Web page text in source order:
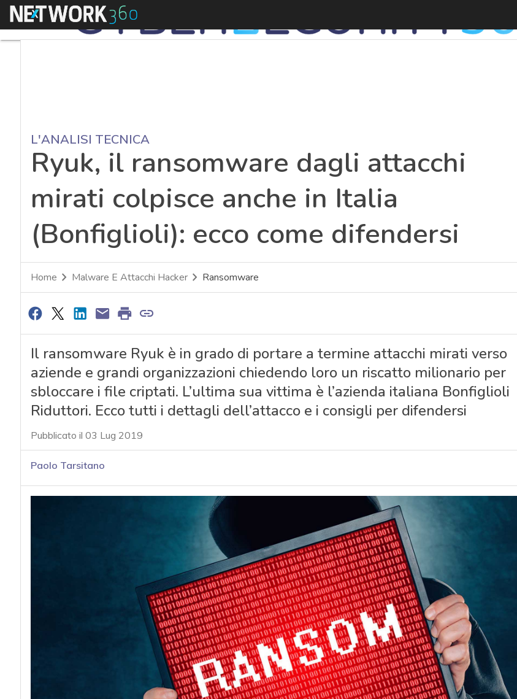
Menu
L'ANALISI TECNICA
Ryuk, il ransomware dagli attacchi
mirati colpisce anche in Italia
(Bonfiglioli): ecco come difendersi
Home Malware E Attacchi Hacker Ransomware
Il ransomware Ryuk è in grado di portare a termine attacchi mirati verso
aziende e grandi organizzazioni chiedendo loro un riscatto milionario per
sbloccare i file criptati. L’ultima sua vittima è l’azienda italiana Bonfiglioli
Riduttori. Ecco tutti i dettagli dell’attacco e i consigli per difendersi
Pubblicato il 03 Lug 2019
Paolo Tarsitano